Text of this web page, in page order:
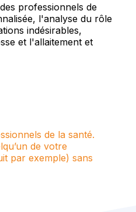
professionnels de
l'analyse du rôle
indésirables,
et l'allaitement et
de la santé.
de votre
par exemple) sans